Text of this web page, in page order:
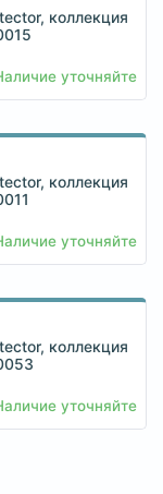
коллекция
уточняйте
коллекция
уточняйте
коллекция
уточняйте